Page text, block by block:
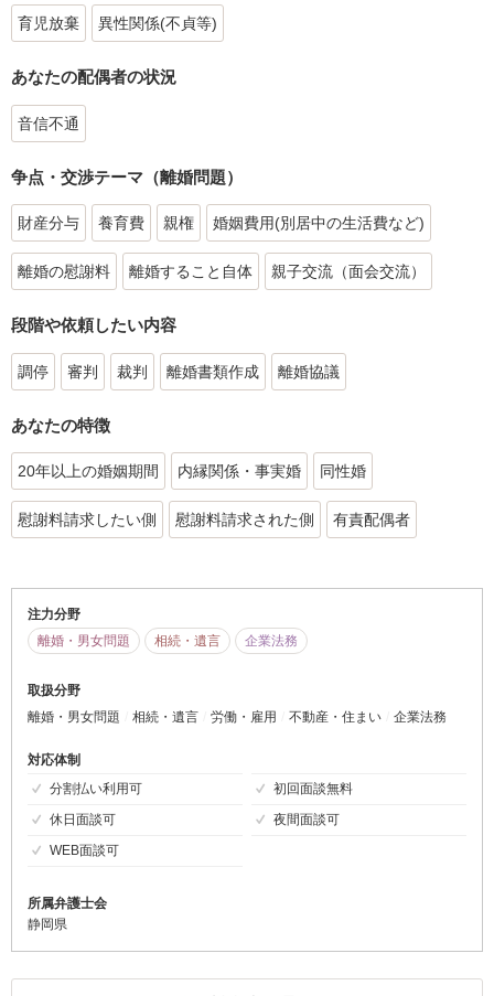
育児放棄 異性関係(不貞等)
あなたの配偶者の状況
音信不通
争点・交渉テーマ（離婚問題）
財産分与 養育費 親権 婚姻費用(別居中の生活費など)
離婚の慰謝料 離婚すること自体 親子交流（面会交流）
段階や依頼したい内容
調停 審判 裁判 離婚書類作成 離婚協議
あなたの特徴
20年以上の婚姻期間 内縁関係・事実婚 同性婚
慰謝料請求したい側 慰謝料請求された側 有責配偶者
注力分野
離婚・男女問題
相続・遺言 企業法務
取扱分野
離婚・男女問題
相続・遺言 労働・雇用 不動産・住まい 企業法務
対応体制
分割払い利用可
初回面談無料
休日面談可
夜間面談可
WEB面談可
所属弁護士会
静岡県